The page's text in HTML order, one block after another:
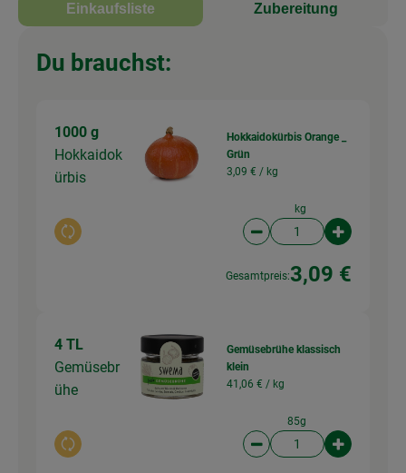
Einkaufsliste Zubereitung
Du brauchst:
1000 g
Hokkaidok
ürbis
Auswahl ändern
Hokkaidokürbis Orange _
Grün
3,09 € / kg
kg
Artikelanzahl
Gesamtpreis:3,09 €
4 TL
Gemüsebr
ühe
Auswahl ändern
Gemüsebrühe klassisch
klein
41,06 € / kg
85g
Artikelanzahl